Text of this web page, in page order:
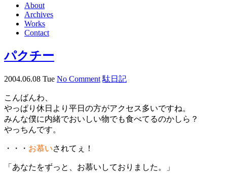
About
Archives
Works
Contact
パクチー
2004.06.08 Tue No Comment 駄日記
こんばんわ、
やっぱり休日より平日の方がアクセス多いですね。
みんな僕に内緒でおいしい物でも食べてるのかしら？
やっちんです。
・・・ お慕いされてぇ！
「あなたをずっと、お慕いしておりました。」